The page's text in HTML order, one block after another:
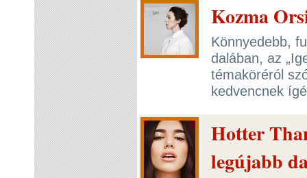
Kozma
Könnyedebb,
dalában, az
témaköréról
kedvencnek
Hotter
legújabb